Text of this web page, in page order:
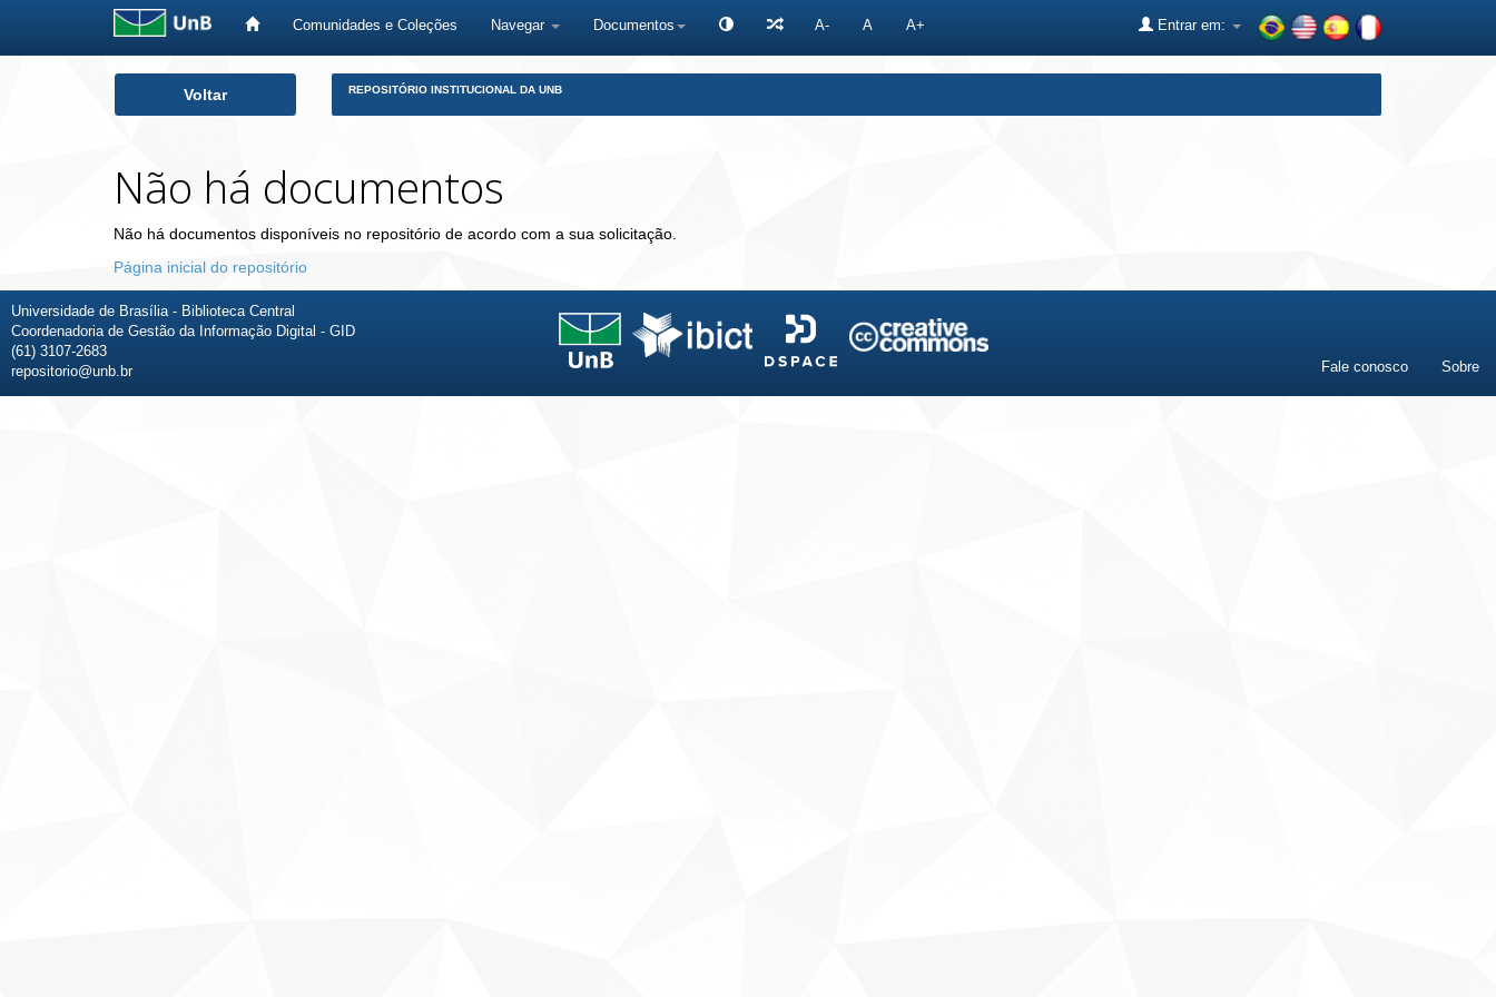
Comunidades e Coleções Navegar Documentos A- A A+ Entrar em:
Voltar REPOSITÓRIO INSTITUCIONAL DA UNB
Não há documentos
Não há documentos disponíveis no repositório de acordo com a sua solicitação.
Página inicial do repositório
Universidade de Brasília - Biblioteca Central
Coordenadoria de Gestão da Informação Digital - GID
(61) 3107-2683
repositorio@unb.br
Fale conosco Sobre